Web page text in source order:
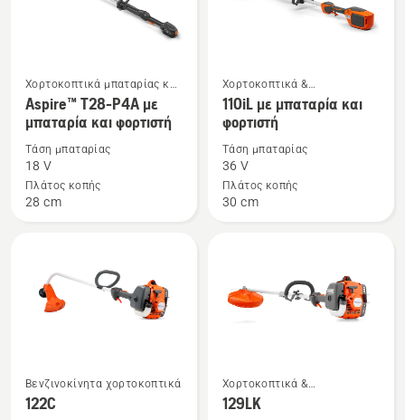
Δείτε
περισσότερες
λεπτομέρειες
για
Aspire™
μπαταρία
Χορτοκοπτικά μπαταρίας και
ηλεκτρικά χορτοκοπτικά
Aspire™ T28-P4A με
μπαταρία και φορτιστή
Τάση μπαταρίας
18 V
Πλάτος κοπής
28 cm
Δείτε
περισσότερες
λεπτομέρειες
για
το
110iL
φορτιστή
Χορτοκοπτικά &
Πολυμηχανήματα Combi
110iL με μπαταρία και
φορτιστή
Τάση μπαταρίας
36 V
Πλάτος κοπής
30 cm
Δείτε
περισσότερες
Βενζινοκίνητα χορτοκοπτικά
122C
Δείτε
περισσότερες
Χορτοκοπτικά &
Πολυμηχανήματα Combi
129LK